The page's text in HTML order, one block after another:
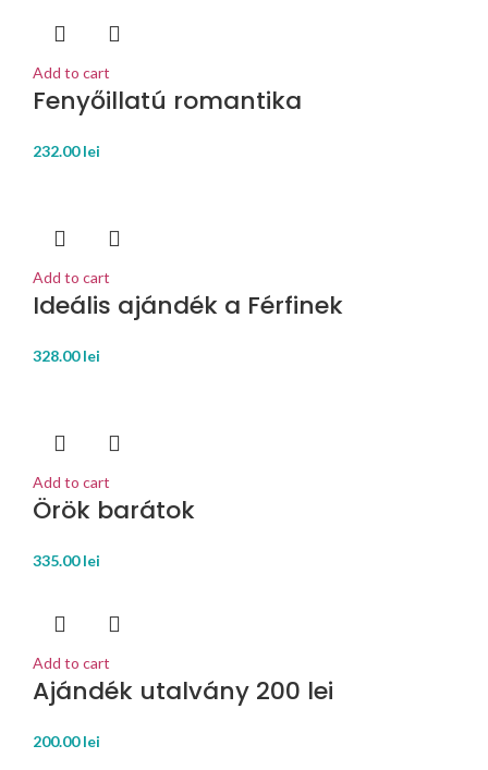
Add to cart
Fenyőillatú romantika
232.00lei
Add to cart
Ideális ajándék a Férfinek
328.00lei
Add to cart
Örök barátok
335.00lei
Add to cart
Ajándék utalvány 200 lei
200.00lei